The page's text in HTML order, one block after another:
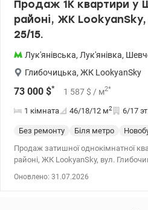
Продаж 1К квартири у
районі, ЖК LookyanSky,
25/15.
Лук'янівська, Лук'янівка,
Глибочицька, ЖК LookyanSky
73 000 $* 1 587 $ / м2*
1 кімната 46/18/12 м2 6/17
Без ремонту Біля метро
Продаж затишної однокімнатної
районі, ЖК LookyanSky, вул.
Оновлено: 31.07.2026